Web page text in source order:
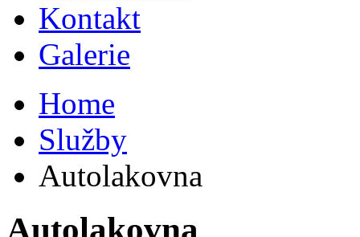
Kontakt
Galerie
Home
Služby
Autolakovna
Autolakovna